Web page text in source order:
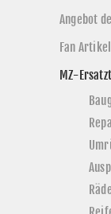
Angebot
Fan
MZ-